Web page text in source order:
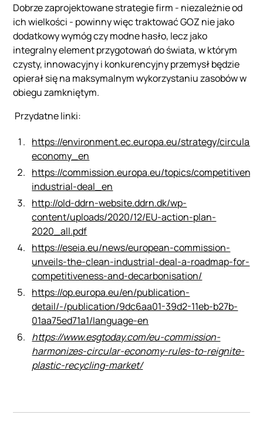
Dobrze zaprojektowane strategie firm - niezależnie od
ich wielkości - powinny więc traktować GOZ nie jako
dodatkowy wymóg czy modne hasło, lecz jako
integralny element przygotowań do świata, w którym
czysty, innowacyjny i konkurencyjny przemysł będzie
opierał się na maksymalnym wykorzystaniu zasobów w
obiegu zamkniętym.
Przydatne linki:
https://environment.ec.europa.eu/strategy/circular-
economy_en
https://commission.europa.eu/topics/
industrial-deal_en
http://old-ddrn-website.ddrn.dk/wp-
content/uploads/2020/12/EU-action-plan-
2020_all.pdf
https://eseia.eu/news/european-commission-
unveils-the-clean-industrial-deal-a-roadmap-for-
competitiveness-and-decarbonisation/
https://op.europa.eu/en/publication-
detail/-/publication/9dc6aa01-39d2-11eb-b27b-
01aa75ed71a1/language-en
https://www.esgtoday.com/eu-commission-
harmonizes-circular-economy-rules-to-reignite-
plastic-recycling-market/